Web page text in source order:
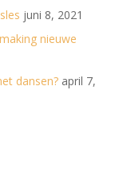
juni 8, 2021
nieuwe
dansen? april 7,